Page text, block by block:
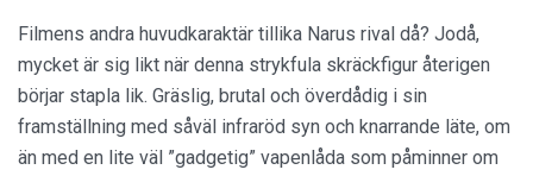
Filmens andra huvudkaraktär tillika Narus rival då? Jodå,
mycket är sig likt när denna strykfula skräckfigur återigen
börjar stapla lik. Gräslig, brutal och överdådig i sin
framställning med såväl infraröd syn och knarrande läte, om
än med en lite väl ”gadgetig” vapenlåda som påminner om